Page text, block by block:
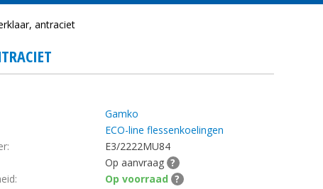
antraciet
Gamko
ECO-line flessenkoelingen
E3/2222MU84
Op aanvraag ?
Op voorraad ?